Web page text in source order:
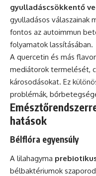
gyulladáscsökkentő
gyulladásos válaszainak
fontos az autoimmun
folyamatok lassításában.
A quercetin és más
mediátorok termelését,
károsodásokat. Ez
problémák,
hatások
Bélflóra egyensúly
A lilahagyma
bélbaktériumok